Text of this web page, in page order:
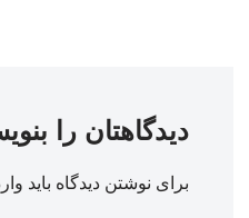
دیدگاهتان را
برای نوشتن دیدگاه باید